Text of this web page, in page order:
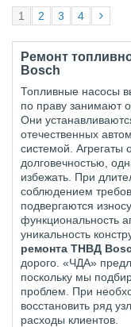
1 2 3 4
Ремонт
Bosch
Топливные насосы
по праву занимают
Они
отечественных
системой. Агрегаты
долговечностью,
избежать. При
соблюдением
подвергаются
функциональность
уникальность
ремонта ТНВД
дорого. «ЧДА»
поскольку мы
проблем. При
восстановить ряд
расходы клиентов.